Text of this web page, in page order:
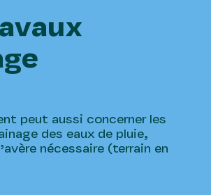
peut aussi concerner les
des eaux de pluie,
nécessaire (terrain en